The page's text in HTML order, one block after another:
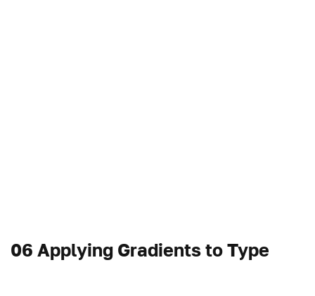
06 Applying Gradients to Type